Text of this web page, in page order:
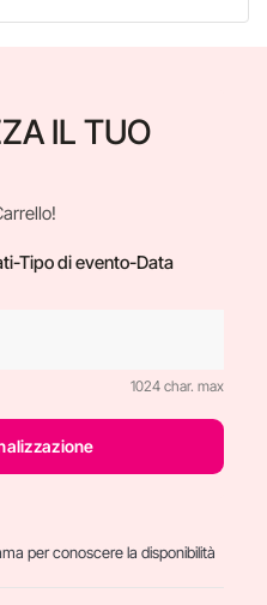
IL TUO
Tipo di evento-Data
1024 char. max
per conoscere la disponibilità